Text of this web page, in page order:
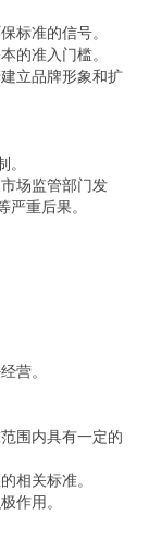
标准的信号。
的准入门槛。
立品牌形象和扩
。
场监管部门发
重后果。
营。
围内具有一定的
相关标准。
作用。